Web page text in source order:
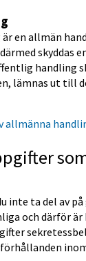
en allmän
skyddas
handling
lämnas ut till
allmänna
inte ta del av
och därför är